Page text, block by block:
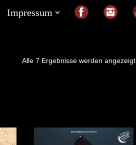
Impressum
Alle 7 Ergebnisse werden angezeigt